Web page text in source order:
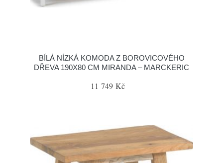
BÍLÁ NÍZKÁ KOMODA Z BOROVICOVÉHO
DŘEVA 190X80 CM MIRANDA – MARCKERIC
11 749 Kč